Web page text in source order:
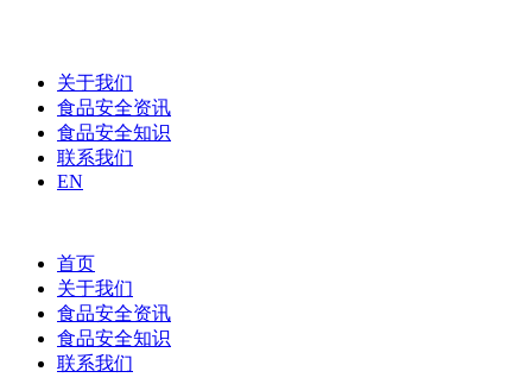
关于我们
食品安全资讯
食品安全知识
联系我们
EN
首页
关于我们
食品安全资讯
食品安全知识
联系我们